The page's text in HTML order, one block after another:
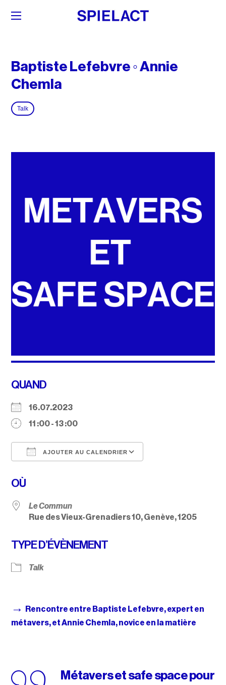
Baptiste Lefebvre ◦ Annie
Chemla
Talk
QUAND
16.07.2023
11 :00 - 13 :00
AJOUTER AU CALENDRIER
OÙ
Le Commun
Rue des Vieux-Grenadiers 10, Genève, 1205
TYPE D’ÉVÈNEMENT
Talk
→
Rencontre entre Baptiste Lefebvre, expert en
métavers, et Annie Chemla, novice en la matière
Métavers et safe space pour